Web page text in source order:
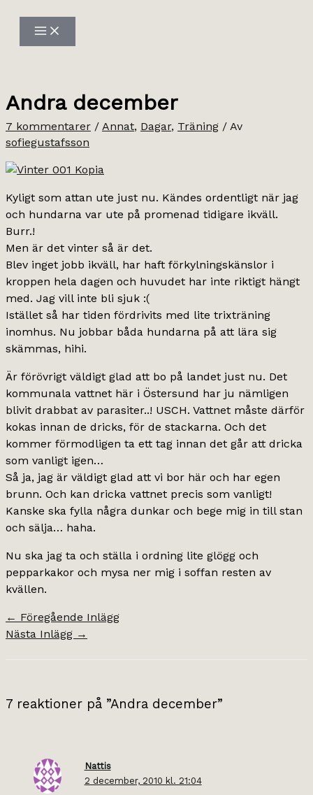
innehåll
Andra december
7 kommentarer / Annat, Dagar, Träning / Av
sofiegustafsson
Kyligt som attan ute just nu. Kändes ordentligt när jag
och hundarna var ute på promenad tidigare ikväll.
Burr.!
Men är det vinter så är det.
Blev inget jobb ikväll, har haft förkylningskänslor i
kroppen hela dagen och huvudet har inte riktigt hängt
med. Jag vill inte bli sjuk :(
Istället så har tiden fördrivits med lite trixträning
inomhus. Nu jobbar båda hundarna på att lära sig
skämmas, hihi.
Är förövrigt väldigt glad att bo på landet just nu. Det
kommunala vattnet här i Östersund har ju nämligen
blivit drabbat av parasiter..! USCH. Vattnet måste därför
kokas innan de dricks, för de stackarna. Och det
kommer förmodligen ta ett tag innan det går att dricka
som vanligt igen…
Så ja, jag är väldigt glad att vi bor här och har egen
brunn. Och kan dricka vattnet precis som vanligt!
Kanske ska fylla några dunkar och bege mig in till stan
och sälja… haha.
Nu ska jag ta och ställa i ordning lite glögg och
pepparkakor och mysa ner mig i soffan resten av
kvällen.
← Föregående Inlägg
Nästa Inlägg →
7 reaktioner på ”Andra december”
Nattis
2 december, 2010 kl. 21:04